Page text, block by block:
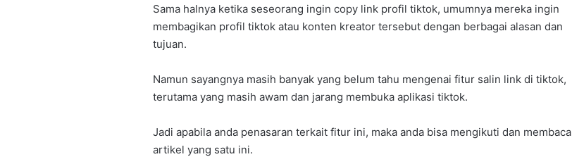
Sama halnya ketika seseorang ingin copy link profil tiktok, umumnya mereka ingin
membagikan profil tiktok atau konten kreator tersebut dengan berbagai alasan dan
tujuan.
Namun sayangnya masih banyak yang belum tahu mengenai fitur salin link di tiktok,
terutama yang masih awam dan jarang membuka aplikasi tiktok.
Jadi apabila anda penasaran terkait fitur ini, maka anda bisa mengikuti dan membaca
artikel yang satu ini.